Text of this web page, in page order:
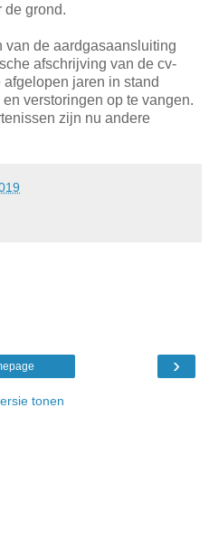
de grond.
van de aardgasaansluiting
afschrijving van de cv-
jaren in stand
verstoringen op te vangen.
zijn nu andere
›
tonen